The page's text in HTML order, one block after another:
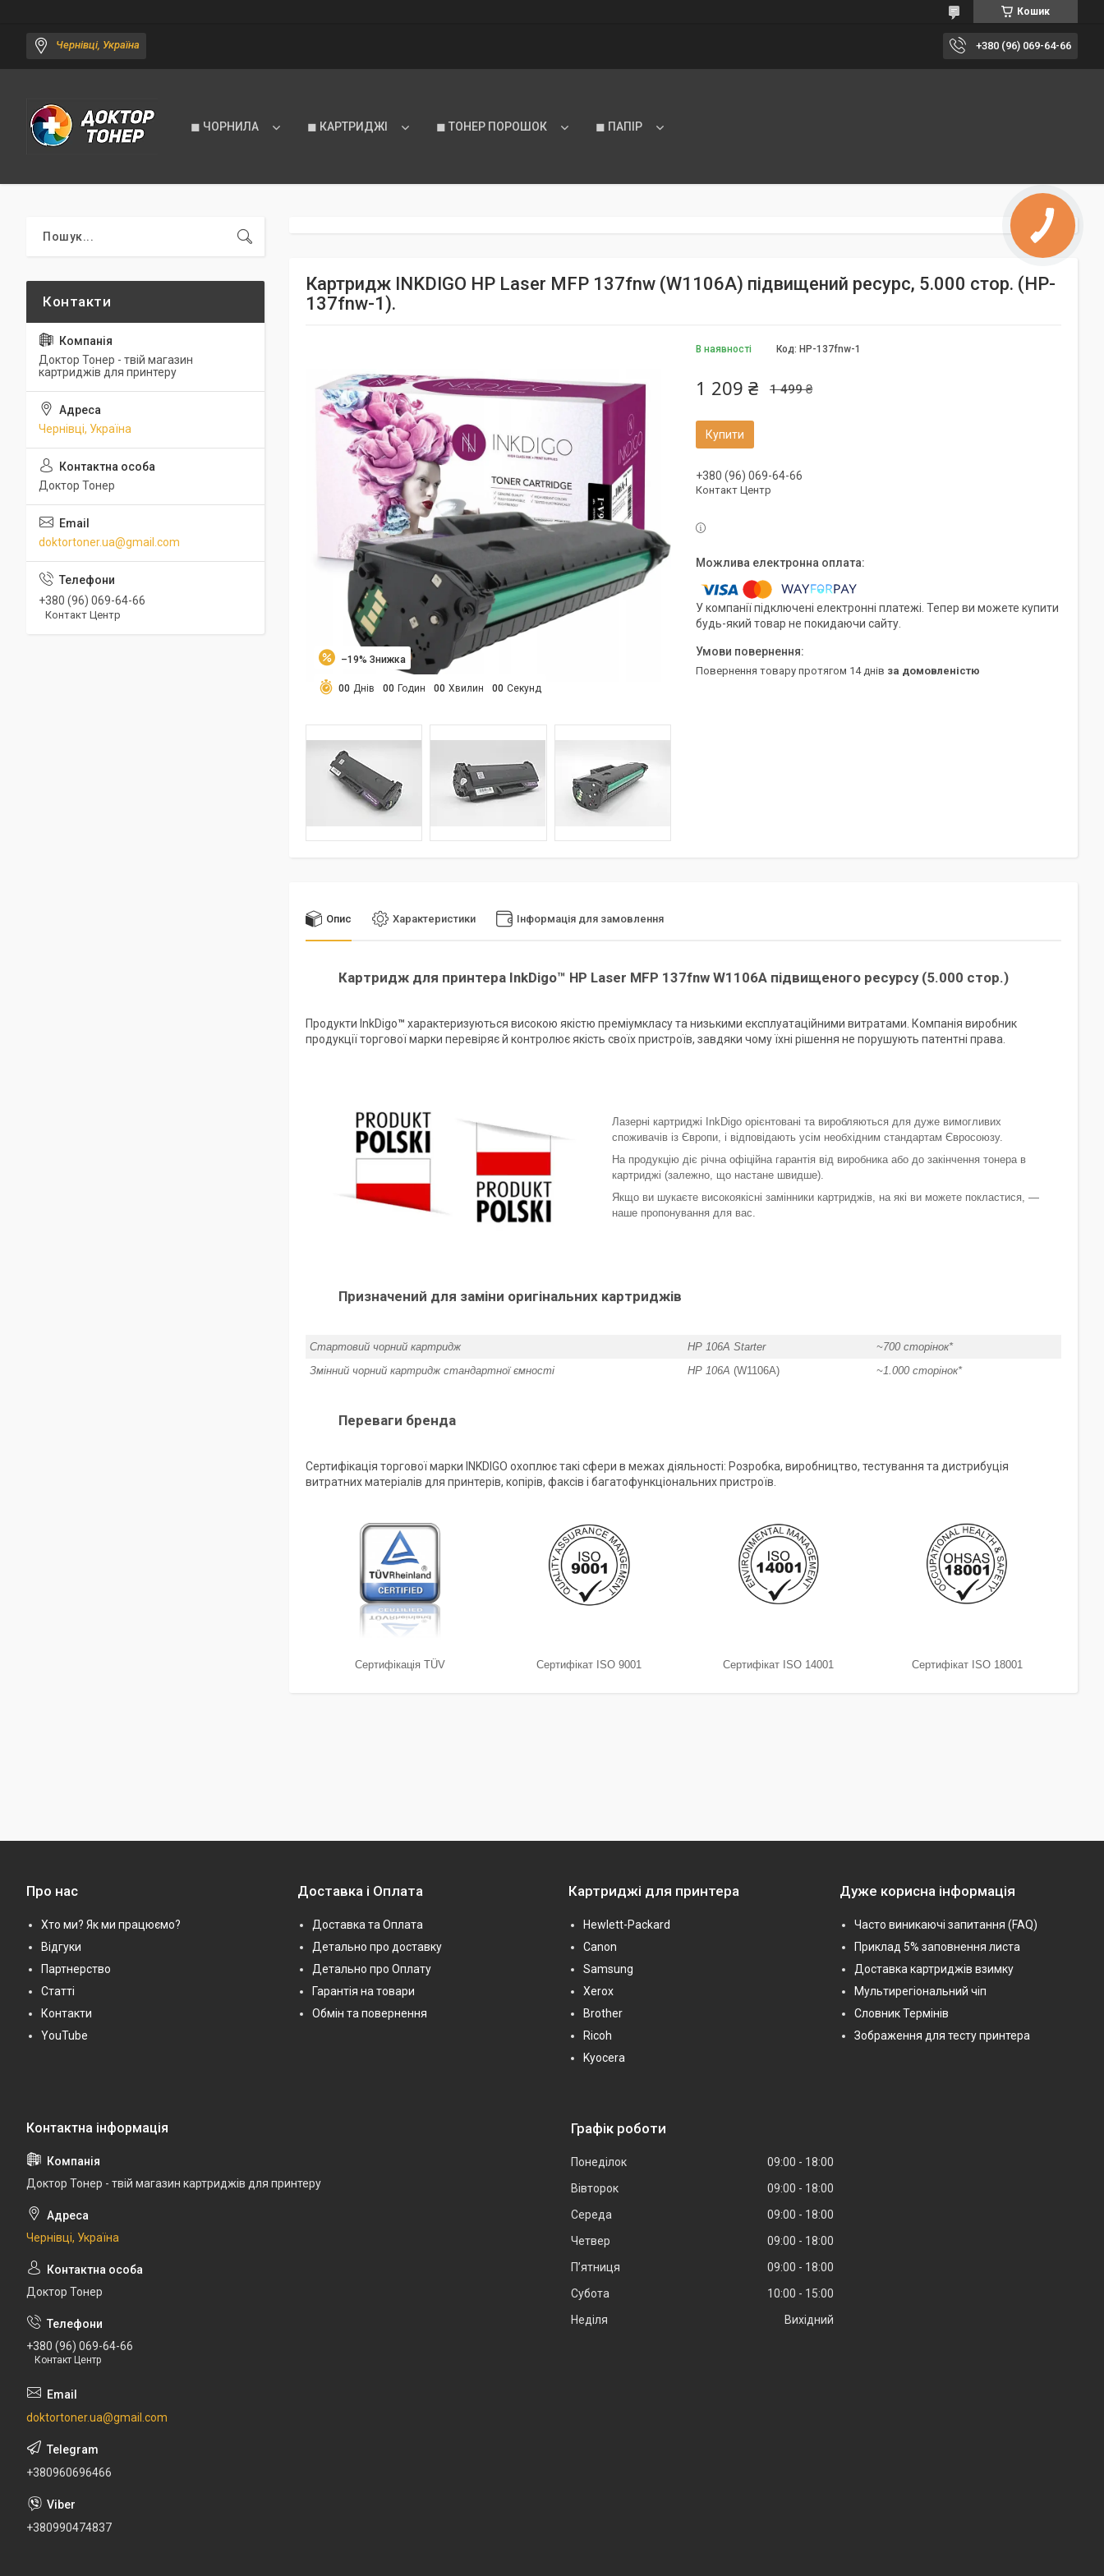
Кошик
Чернівці, Україна +380 (96) 069-64-66
◼ ЧОРНИЛА ◼ КАРТРИДЖІ ◼ ТОНЕР ПОРОШОК ◼ ПАПІР
Картридж INKDIGO HP Laser MFP 137fnw (W1106A) підвищений ресурс, 5.000 стор. (HP-
137fnw-1).
–19%
00 Днів 00 Годин 00 Хвилин 00 Секунд
В наявності Код: HP-137fnw-1
1 499 ₴
1 209 ₴
Купити
+380 (96) 069-64-66
Контакт Центр
У компанії підключені електронні платежі. Тепер ви можете купити
будь-який товар не покидаючи сайту.
повернення товару протягом 14 днів за домовленістю
Опис Характеристики Інформація для замовлення
Картридж для принтера InkDigo™ HP Laser MFP 137fnw W1106A підвищеного ресурсу (5.000 стор.)
Продукти InkDigo™ характеризуються високою якістю преміумкласу та низькими експлуатаційними витратами. Компанія виробник
продукції торгової марки перевіряє й контролює якість своїх пристроїв, завдяки чому їхні рішення не порушують патентні права.
Лазерні картриджі InkDigo орієнтовані та виробляються для дуже вимогливих
споживачів із Європи, і відповідають усім необхідним стандартам Євросоюзу.
На продукцію діє річна офіційна гарантія від виробника або до закінчення тонера в
картриджі (залежно, що настане швидше).
Якщо ви шукаєте високоякісні замінники картриджів, на які ви можете покластися, —
наше пропонування для вас.
Призначений для заміни оригінальних картриджів
Стартовий чорний картридж HP 106A Starter
~700 сторінок*
Змінний чорний картридж стандартної ємності
HP 106A (W1106A) ~1.000 сторінок*
Переваги бренда
Сертифікація торгової марки INKDIGO охоплює такі сфери в межах діяльності: Розробка, виробництво, тестування та дистрибуція
витратних матеріалів для принтерів, копірів, факсів і багатофункціональних пристроїв.
Сертифікація TÜV Сертифікат ISO 9001 Сертифікат ISO 14001 Сертифікат ISO 18001
Доктор Тонер - твій магазин
картриджів для принтеру
Чернівці, Україна
Доктор Тонер
doktortoner.ua@gmail.com
+380 (96) 069-64-66
Контакт Центр
Про нас
Хто ми? Як ми працюємо?
Відгуки
Партнерство
Статті
Контакти
YouTube
Доставка і Оплата
Доставка та Оплата
Детально про доставку
Детально про Оплату
Гарантія на товари
Обмін та повернення
Картриджі для принтера
Hewlett-Packard
Canon
Samsung
Xerox
Brother
Ricoh
Kyocera
Дуже корисна інформація
Часто виникаючі запитання (FAQ)
Приклад 5% заповнення листа
Доставка картриджів взимку
Мультирегіональний чіп
Словник Термінів
Зображення для тесту принтера
Доктор Тонер - твій магазин картриджів для принтеру
Чернівці, Україна
Доктор Тонер
+380 (96) 069-64-66
Контакт Центр
doktortoner.ua@gmail.com
+380960696466
+380990474837
Графік роботи
Понеділок 09:00
18:00
Вівторок
09:00
18:00
Середа
09:00
18:00
Четвер
09:00
18:00
Пʼятниця
09:00
18:00
Субота
10:00
15:00
Неділя
Вихідний